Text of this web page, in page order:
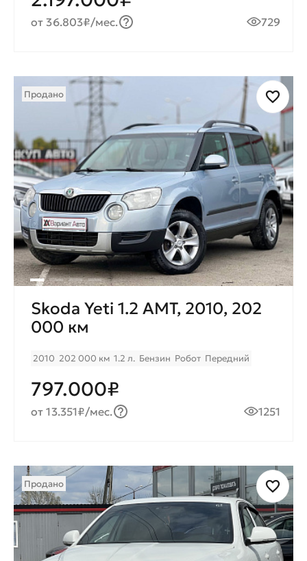
от 36.803₽/мес. 729
Продано
Skoda Yeti 1.2 AMT, 2010, 202
000 км
2010 202 000 км 1.2 л. Бензин Робот Передний
797.000₽
от 13.351₽/мес. 1251
Продано